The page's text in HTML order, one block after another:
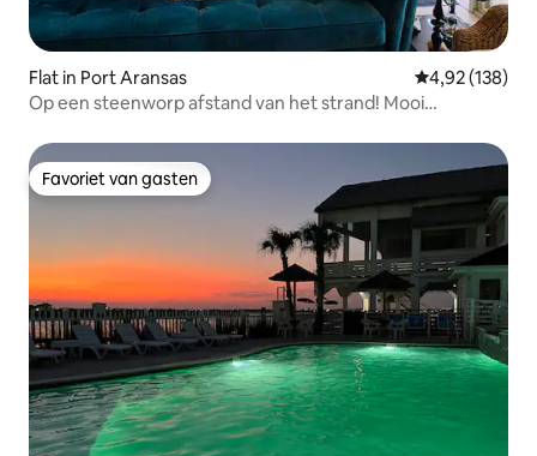
Flat in Port Aransas Gemiddelde
4,92 (138)
Op een steenworp afstand van het strand! Mooi
Favoriet van gasten
Favoriet van gasten